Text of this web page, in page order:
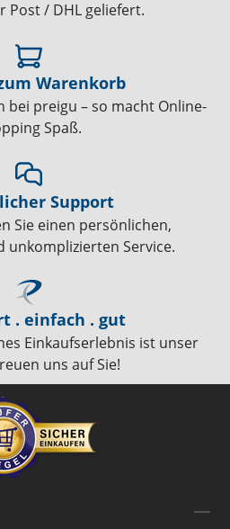
Post / DHL geliefert.
Warenkorb
bei preigu – so macht Online-
Spaß.
Support
Sie einen persönlichen,
unkomplizierten Service.
. einfach . gut
Einkaufserlebnis ist unser
uns auf Sie!